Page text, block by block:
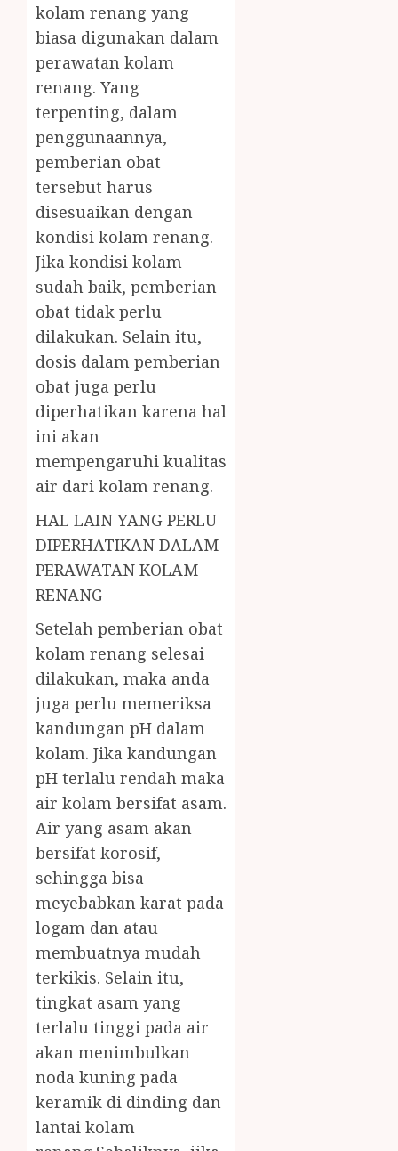
kolam renang yang
biasa digunakan dalam
perawatan kolam
renang. Yang
terpenting, dalam
penggunaannya,
pemberian obat
tersebut harus
disesuaikan dengan
kondisi kolam renang.
Jika kondisi kolam
sudah baik, pemberian
obat tidak perlu
dilakukan. Selain itu,
dosis dalam pemberian
obat juga perlu
diperhatikan karena hal
ini akan
mempengaruhi kualitas
air dari kolam renang.
HAL LAIN YANG PERLU
DIPERHATIKAN DALAM
PERAWATAN KOLAM
RENANG
Setelah pemberian obat
kolam renang selesai
dilakukan, maka anda
juga perlu memeriksa
kandungan pH dalam
kolam. Jika kandungan
pH terlalu rendah maka
air kolam bersifat asam.
Air yang asam akan
bersifat korosif,
sehingga bisa
meyebabkan karat pada
logam dan atau
membuatnya mudah
terkikis. Selain itu,
tingkat asam yang
terlalu tinggi pada air
akan menimbulkan
noda kuning pada
keramik di dinding dan
lantai kolam